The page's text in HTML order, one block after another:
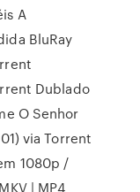
A
BluRay
Dublado
O Senhor
via Torrent
1080p /
| MP4